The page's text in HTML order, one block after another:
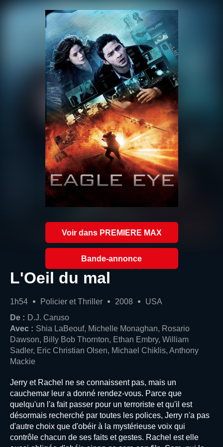
Voir dans PREMIERE MAX
Bande-annonce
L'Oeil du mal
1h54 Policier et Thriller 2008
USA
De : D.J. Caruso
Avec : Shia LaBeouf, Michelle Monaghan, Rosario
Dawson, Billy Bob Thornton, Ethan Embry, William
Sadler, Eric Christian Olsen, Michael Chiklis, Anthony
Mackie
Jerry et Rachel ne se connaissent pas, mais un
cauchemar leur a donné rendez-vous. Parce que
quelqu'un l'a fait passer pour un terroriste et qu'il est
désormais recherché par toutes les polices, Jerry n'a pas
d'autre choix que d'obéir à la mystérieuse voix qui
contrôle chacun de ses faits et gestes. Rachel est elle